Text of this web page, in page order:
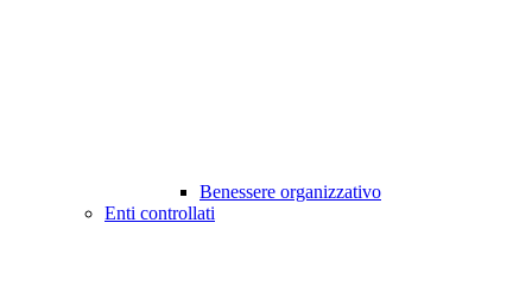
Benessere organizzativo
Enti controllati